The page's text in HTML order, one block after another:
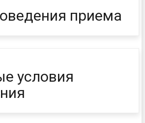
приема
условия